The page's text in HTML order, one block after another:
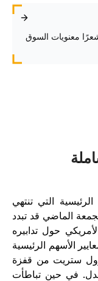
السوق
التي تنتهي
الماضي قد تبدد
حول تدابيره
الأسهم الرئيسية
ستريت من قفزة
في حين تباطأت